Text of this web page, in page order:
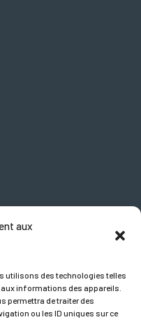
aux
utilisons des technologies telles
informations des appareils.
permettra de traiter des
ou les ID uniques sur ce